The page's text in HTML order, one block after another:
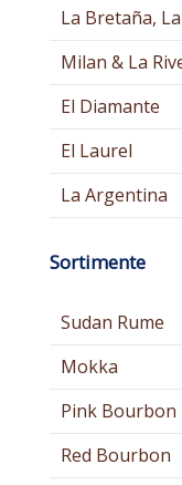
La Bretaña,
Milan & La
El Diamante
El Laurel
La Argentina
Sortimente
Sudan Rume
Mokka
Pink Bourbon
Red Bourbon